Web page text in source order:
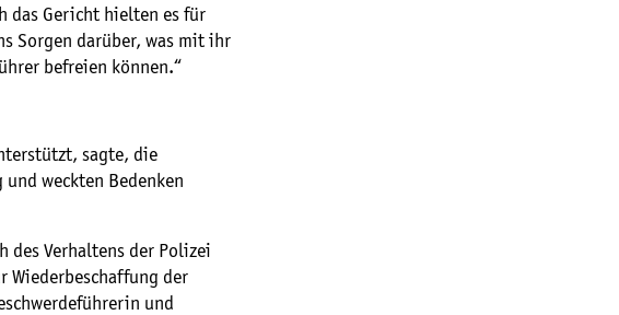
das Gericht hielten es für
Sorgen darüber, was mit ihr
befreien können.“
sagte, die
weckten Bedenken
des Verhaltens der Polizei
Wiederbeschaffung der
und